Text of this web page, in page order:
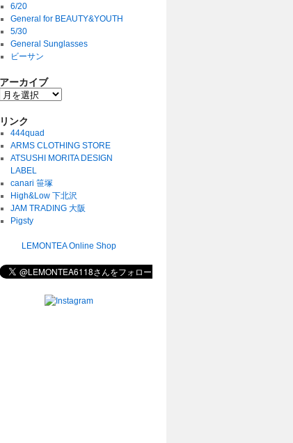
6/20
General for BEAUTY&YOUTH
5/30
General Sunglasses
ビーサン
アーカイブ
リンク
444quad
ARMS CLOTHING STORE
ATSUSHI MORITA DESIGN
LABEL
canari 笹塚
High&Low 下北沢
JAM TRADING 大阪
Pigsty
LEMONTEA Online Shop